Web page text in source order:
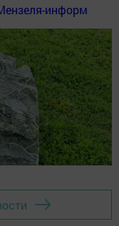
информ